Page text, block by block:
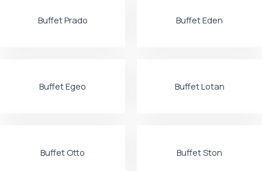
Buffet Prado Buffet Eden
Buffet Egeo Buffet Lotan
Buffet Otto Buffet Ston